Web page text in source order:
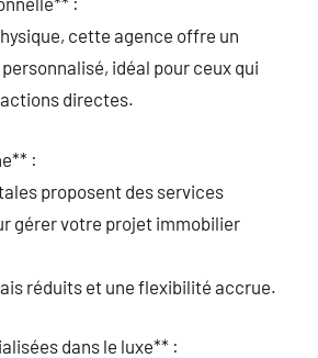
cette agence offre un
idéal pour ceux qui
directes.
:
proposent des services
gérer votre projet immobilier
réduits et une flexibilité accrue.
dans le luxe** :